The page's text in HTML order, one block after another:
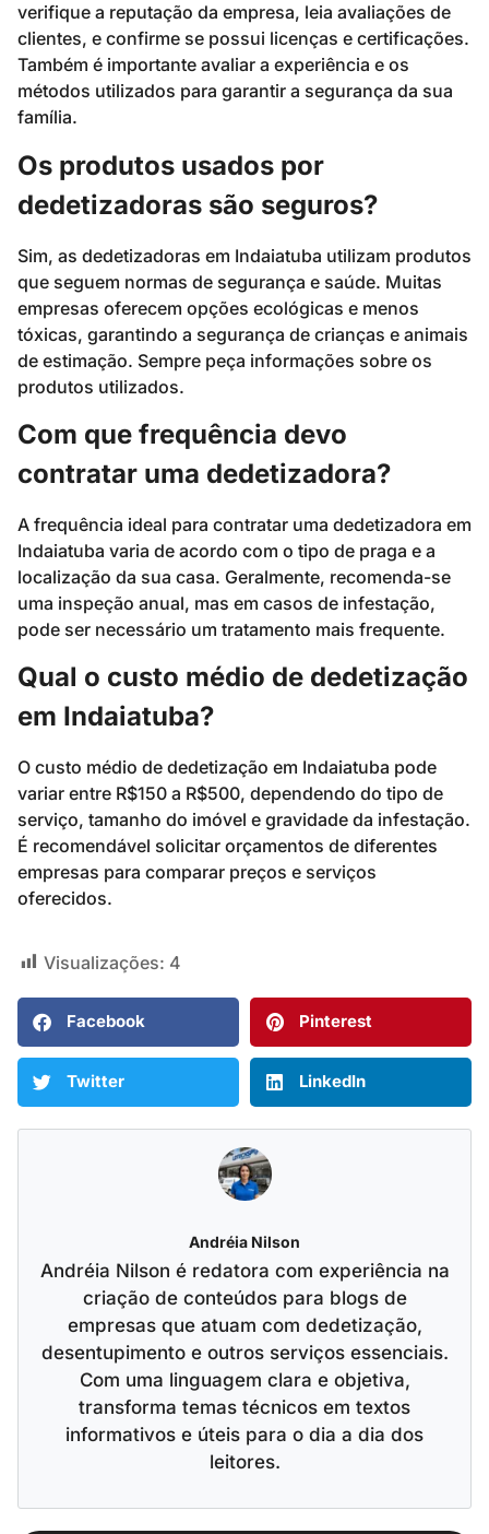
verifique a reputação da empresa, leia avaliações de
clientes, e confirme se possui licenças e certificações.
Também é importante avaliar a experiência e os
métodos utilizados para garantir a segurança da sua
família.
Os produtos usados por
dedetizadoras são seguros?
Sim, as dedetizadoras em Indaiatuba utilizam produtos
que seguem normas de segurança e saúde. Muitas
empresas oferecem opções ecológicas e menos
tóxicas, garantindo a segurança de crianças e animais
de estimação. Sempre peça informações sobre os
produtos utilizados.
Com que frequência devo
contratar uma dedetizadora?
A frequência ideal para contratar uma dedetizadora em
Indaiatuba varia de acordo com o tipo de praga e a
localização da sua casa. Geralmente, recomenda-se
uma inspeção anual, mas em casos de infestação,
pode ser necessário um tratamento mais frequente.
Qual o custo médio de dedetização
em Indaiatuba?
O custo médio de dedetização em Indaiatuba pode
variar entre R$150 a R$500, dependendo do tipo de
serviço, tamanho do imóvel e gravidade da infestação.
É recomendável solicitar orçamentos de diferentes
empresas para comparar preços e serviços
oferecidos.
Visualizações: 4
Facebook Pinterest
Twitter LinkedIn
Andréia Nilson
Andréia Nilson é redatora com experiência na
criação de conteúdos para blogs de
empresas que atuam com dedetização,
desentupimento e outros serviços essenciais.
Com uma linguagem clara e objetiva,
transforma temas técnicos em textos
informativos e úteis para o dia a dia dos
leitores.